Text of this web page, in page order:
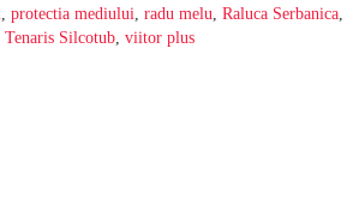
protectia mediului radu melu Raluca Serbanica
Tenaris Silcotub viitor plus